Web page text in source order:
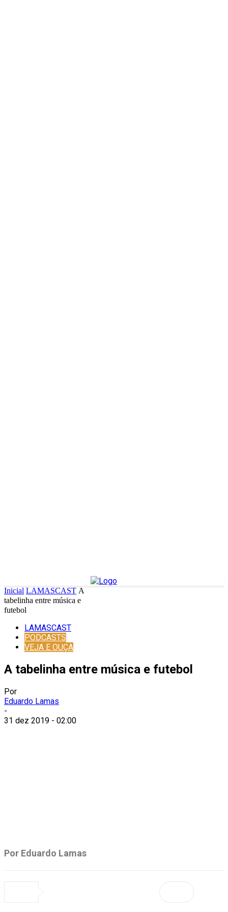
Inicial LAMASCAST A
tabelinha entre música e
futebol
LAMASCAST
PODCASTS
VEJA E OUÇA
A tabelinha entre música e futebol
Por
Eduardo Lamas
-
31 dez 2019 - 02:00
Por Eduardo Lamas